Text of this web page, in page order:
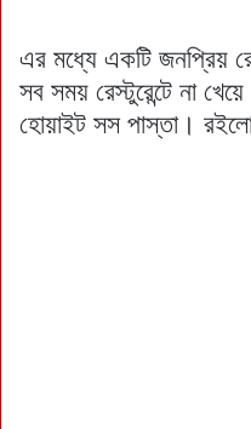
এর মধ্যে একটি জনপ্রিয়
সব সময় রেস্টুরেন্টে না
হোয়াইট সস পাস্তা।